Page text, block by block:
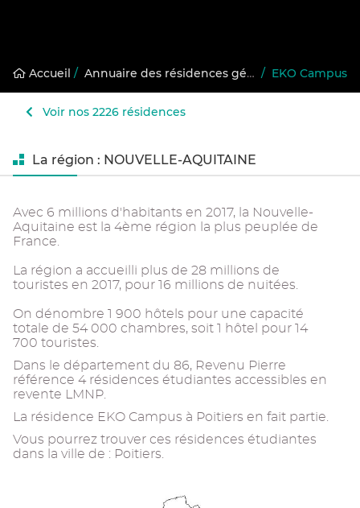
Accueil / Annuaire des résidences gérées / EKO Campus
Voir nos 2226 résidences
La région : NOUVELLE-AQUITAINE
Avec 6 millions d'habitants en 2017, la Nouvelle-
Aquitaine est la 4ème région la plus peuplée de
France.
La région a accueilli plus de 28 millions de
touristes en 2017, pour 16 millions de nuitées.
On dénombre 1 900 hôtels pour une capacité
totale de 54 000 chambres, soit 1 hôtel pour 14
700 touristes.
Dans le département du 86, Revenu Pierre
référence 4 résidences étudiantes accessibles en
revente LMNP.
La résidence EKO Campus à Poitiers en fait partie.
Vous pourrez trouver ces résidences étudiantes
dans la ville de : Poitiers.